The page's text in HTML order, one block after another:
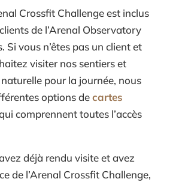
Crossfit Challenge est inclus
de l’Arenal Observatory
Si vous n’êtes pas un client et
visiter nos sentiers et
pour la journée, nous
options decartes
comprennent toutes l’accès
déjà rendu visite et avez
de l’Arenal Crossfit Challenge,